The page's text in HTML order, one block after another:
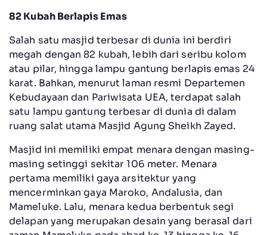
82 Kubah Berlapis Emas
Salah satu masjid terbesar di dunia ini berdiri
megah dengan 82 kubah, lebih dari seribu kolom
atau pilar, hingga lampu gantung berlapis emas 24
karat. Bahkan, menurut laman resmi Departemen
Kebudayaan dan Pariwisata UEA, terdapat salah
satu lampu gantung terbesar di dunia di dalam
ruang salat utama Masjid Agung Sheikh Zayed.
Masjid ini memiliki empat menara dengan masing-
masing setinggi sekitar 106 meter. Menara
pertama memiliki gaya arsitektur yang
mencerminkan gaya Maroko, Andalusia, dan
Mameluke. Lalu, menara kedua berbentuk segi
delapan yang merupakan desain yang berasal dari